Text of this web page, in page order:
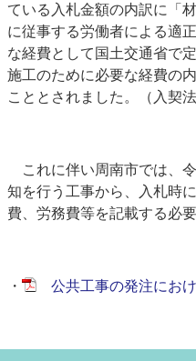
ている入札金額の内訳に「
に従事する労働者による適
な経費として国土交通省で
施工のために必要な経費の
こととされました。（入契法
これに伴い周南市では、
知を行う工事から、入札時
費、労務費等を記載する必
・ 公共工事の発注にお